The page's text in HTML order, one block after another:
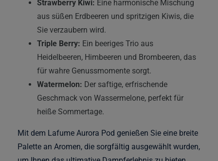
Strawberry Kiwi: Eine harmonische Mischung
aus süßen Erdbeeren und spritzigen Kiwis, die
Sie verzaubern wird.
Triple Berry: Ein beeriges Trio aus
Heidelbeeren, Himbeeren und Brombeeren, das
für wahre Genussmomente sorgt.
Watermelon: Der saftige, erfrischende
Geschmack von Wassermelone, perfekt für
heiße Sommertage.
Mit dem Lafume Aurora Pod genießen Sie eine breite
Palette an Aromen, die sorgfältig ausgewählt wurden,